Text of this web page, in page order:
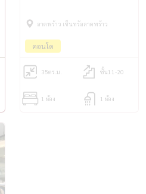
ลาดพร้าว เซ็นทรัลลาดพร้าว
คอนโด
35ตร.ม. ชั้น11-20
1 ห้อง 1 ห้อง